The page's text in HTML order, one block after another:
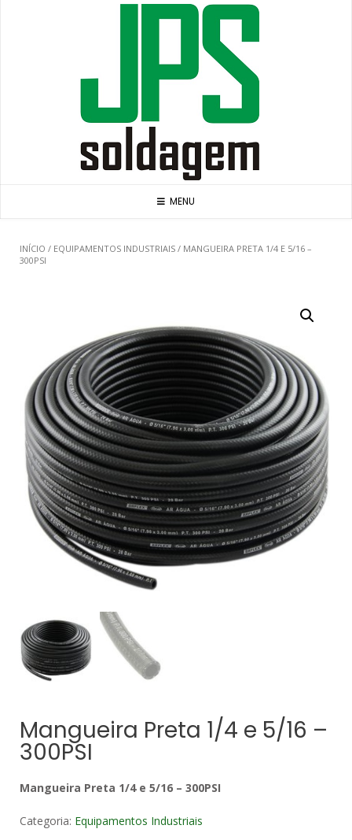
MENU
INÍCIO / EQUIPAMENTOS INDUSTRIAIS / MANGUEIRA PRETA 1/4 E 5/16 –
300PSI
Mangueira Preta 1/4 e 5/16 –
300PSI
Mangueira Preta 1/4 e 5/16 – 300PSI
Categoria: Equipamentos Industriais